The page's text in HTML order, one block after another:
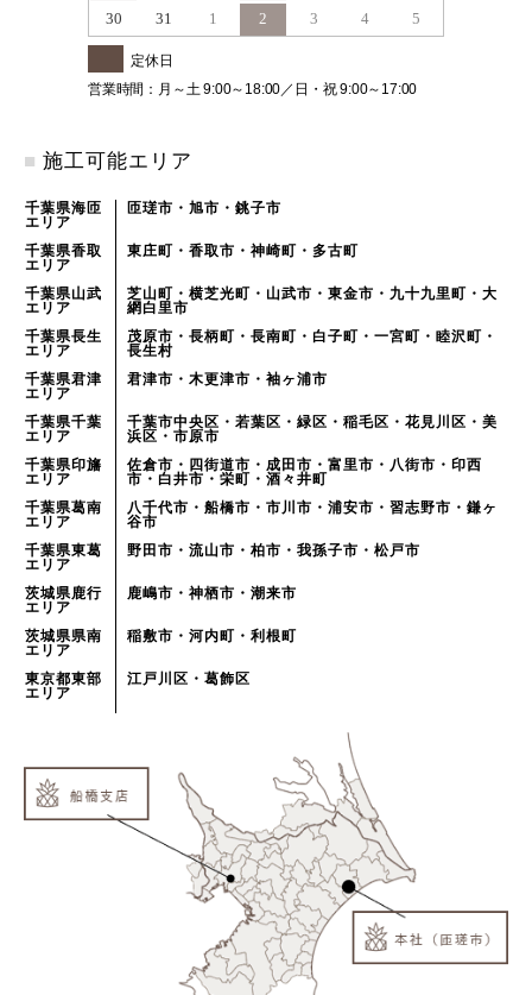
30
31 1 2 3 4 5
定休日
営業時間：月～土 9:00～18:00／日・祝 9:00～17:00
■ 施工可能エリア
千葉県海匝
エリア
匝瑳市・旭市・銚子市
千葉県香取
エリア
東庄町・香取市・神崎町・多古町
千葉県山武
エリア
芝山町・横芝光町・山武市・東金市・九十九里町・大
網白里市
千葉県長生
エリア
茂原市・長柄町・長南町・白子町・一宮町・睦沢町・
長生村
千葉県君津
エリア
君津市・木更津市・袖ヶ浦市
千葉県千葉
エリア
千葉市中央区・若葉区・緑区・稲毛区・花見川区・美
浜区・市原市
千葉県印旛
エリア
佐倉市・四街道市・成田市・富里市・八街市・印西
市・白井市・栄町・酒々井町
千葉県葛南
エリア
八千代市・船橋市・市川市・浦安市・習志野市・鎌ヶ
谷市
千葉県東葛
エリア
野田市・流山市・柏市・我孫子市・松戸市
茨城県鹿行
エリア
鹿嶋市・神栖市・潮来市
茨城県県南
エリア
稲敷市・河内町・利根町
東京都東部
エリア
江戸川区・葛飾区